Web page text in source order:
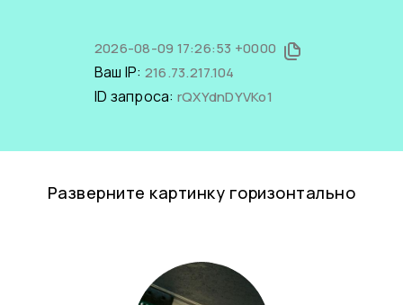
2026-08-09 17:26:53 +0000
Ваш IP: 216.73.217.104
ID запроса: rQXYdnDYVKo1
Разверните картинку горизонтально